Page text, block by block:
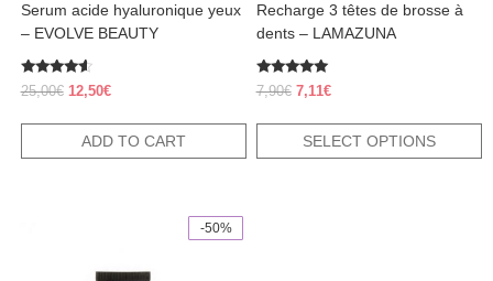
Serum acide hyaluronique yeux
– EVOLVE BEAUTY
Rated
4.38
25,00€ Original
12,50€Current
ADD TO CART
Recharge 3 têtes de brosse à
dents – LAMAZUNA
Rated
5.00
7,90€ Original
7,11€Current
SELECT OPTIONS
page
-50%